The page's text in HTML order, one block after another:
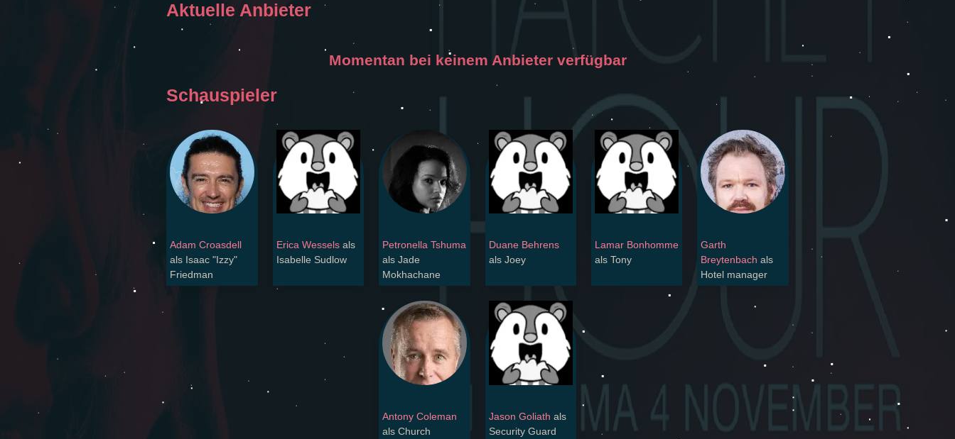
Aktuelle Anbieter
Momentan bei keinem Anbieter verfügbar
Schauspieler
Adam Croasdell
als Isaac "Izzy"
Friedman
Erica Wesselsals
Isabelle Sudlow
Petronella Tshuma
als Jade
Mokhachane
Duane Behrens
als Joey
Lamar Bonhomme
als Tony
Garth
Breytenbach als
Hotel manager
Antony Coleman
als Church
Jason Goliath als
Security Guard